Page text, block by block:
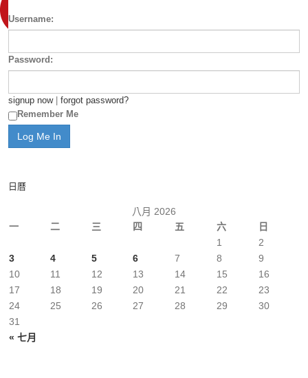
Username:
Password:
signup now| forgot password?
Remember Me
日曆
八月 2026
一
二 三 四 五 六 日
« 七月
1
2
3
4 5 6 7 8
9
10
11 12 13 14 15
16
17
18 19 20 21 22
23
24
25 26 27 28 29
30
31